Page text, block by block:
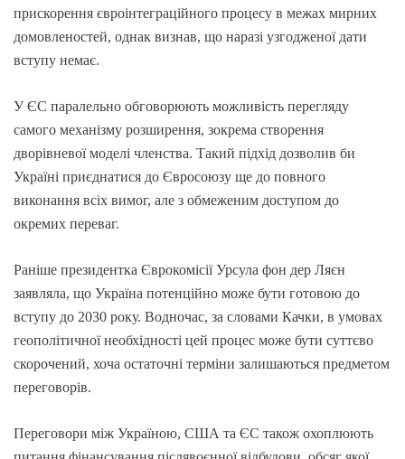
прискорення євроінтеграційного процесу в межах мирних
домовленостей, однак визнав, що наразі узгодженої дати
вступу немає.
У ЄС паралельно обговорюють можливість перегляду
самого механізму розширення, зокрема створення
дворівневої моделі членства. Такий підхід дозволив би
Україні приєднатися до Євросоюзу ще до повного
виконання всіх вимог, але з обмеженим доступом до
окремих переваг.
Раніше президентка Єврокомісії Урсула фон дер Ляєн
заявляла, що Україна потенційно може бути готовою до
вступу до 2030 року. Водночас, за словами Качки, в умовах
геополітичної необхідності цей процес може бути суттєво
скорочений, хоча остаточні терміни залишаються предметом
переговорів.
Переговори між Україною, США та ЄС також охоплюють